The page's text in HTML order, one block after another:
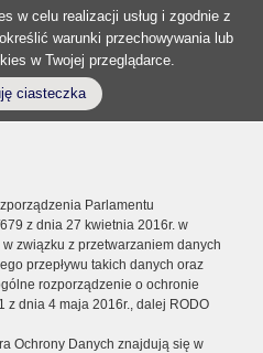
w celu realizacji usług i zgodnie z
warunki przechowywania lub
w Twojej przeglądarce.
ciasteczka
Parlamentu
z dnia 27 kwietnia 2016r. w
związku z przetwarzaniem danych
przepływu takich danych oraz
rozporządzenie o ochronie
z dnia 4 maja 2016r., dalej RODO
Ochrony Danych znajdują się w